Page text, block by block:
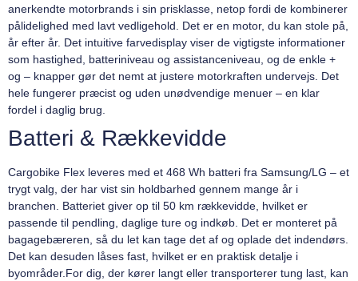
anerkendte motorbrands i sin prisklasse, netop fordi de kombinerer
pålidelighed med lavt vedligehold. Det er en motor, du kan stole på,
år efter år. Det intuitive farvedisplay viser de vigtigste informationer
som hastighed, batteriniveau og assistanceniveau, og de enkle +
og – knapper gør det nemt at justere motorkraften undervejs. Det
hele fungerer præcist og uden unødvendige menuer – en klar
fordel i daglig brug.
Batteri & Rækkevidde
Cargobike Flex leveres med et 468 Wh batteri fra Samsung/LG – et
trygt valg, der har vist sin holdbarhed gennem mange år i
branchen. Batteriet giver op til 50 km rækkevidde, hvilket er
passende til pendling, daglige ture og indkøb. Det er monteret på
bagagebæreren, så du let kan tage det af og oplade det indendørs.
Det kan desuden låses fast, hvilket er en praktisk detalje i
byområder.For dig, der kører langt eller transporterer tung last, kan